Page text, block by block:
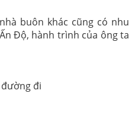
buôn khác cũng có nhu
Độ, hành trình của ông ta
đi